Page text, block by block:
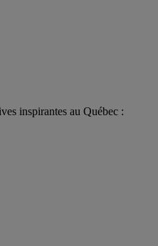
inspirantes au Québec :